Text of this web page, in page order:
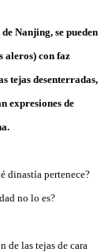
Nanjing, se pueden
aleros) con faz
tejas desenterradas,
expresiones de
dinastía pertenece?
no lo es?
de las tejas de cara